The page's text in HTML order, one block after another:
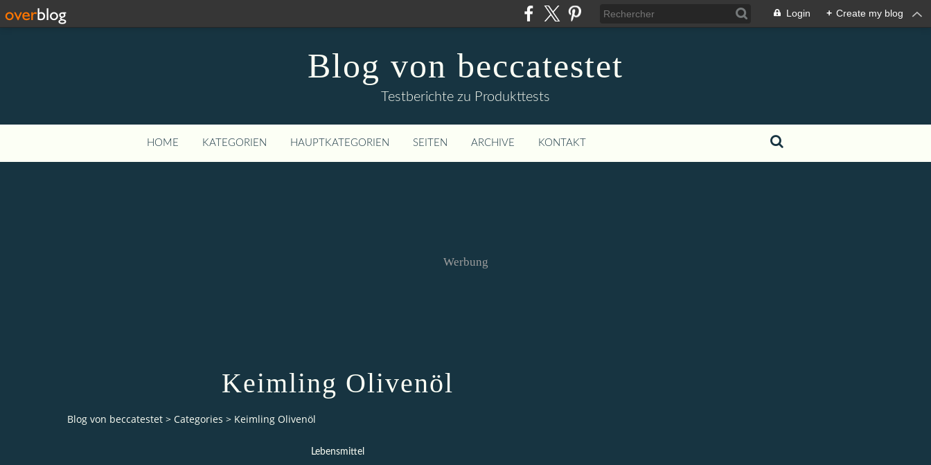
Login + Create my blog
Blog von beccatestet
Testberichte zu Produkttests
HOME KATEGORIEN HAUPTKATEGORIEN SEITEN ARCHIVE KONTAKT
Werbung
Keimling Olivenöl
Blog von beccatestet > Categories > Keimling Olivenöl
Lebensmittel